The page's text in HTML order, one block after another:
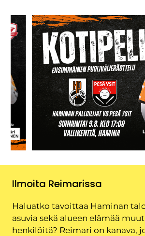
Ilmoita Reimarissa
Haluatko tavoittaa Haminan
asuvia sekä alueen elämää
henkilöitä? Reimari on kanava,